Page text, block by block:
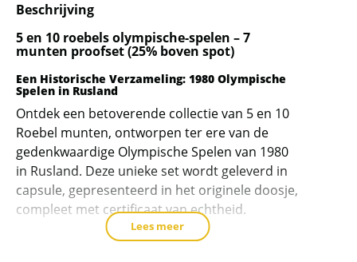
de
wachtlijst
voor
dit
product
toe
te
voegen
Beschrijving
5 en 10 roebels olympische-spelen – 7
munten proofset (25% boven spot)
Een Historische Verzameling: 1980 Olympische
Spelen in Rusland
Ontdek een betoverende collectie van 5 en 10
Roebel munten, ontworpen ter ere van de
gedenkwaardige Olympische Spelen van 1980
in Rusland. Deze unieke set wordt geleverd in
capsule, gepresenteerd in het originele doosje,
compleet met certificaat van echtheid.
Munten van Onmiskenbare Waarde
Lees meer